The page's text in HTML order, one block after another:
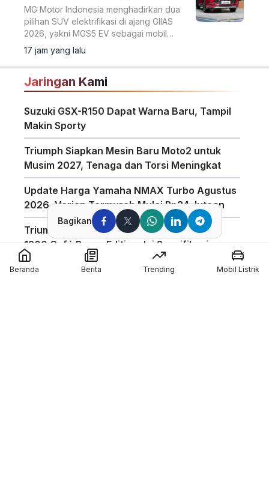
MG Motor Indonesia menghadirkan dua
pilihan SUV elektrifikasi di ajang GIIAS
2026, yakni MGS5 EV sebagai mobil
listrik murni dan MG ZS Hybrid+ yang
mengusung teknologi full hybrid.
17 jam yang lalu
Jaringan Kami
Suzuki GSX-R150 Dapat Warna Baru, Tampil
Makin Sporty
Triumph Siapkan Mesin Baru Moto2 untuk
Musim 2027, Tenaga dan Torsi Meningkat
Update Harga Yamaha NMAX Turbo Agustus
2026, Varian Termurah Mulai Rp34 Jutaan
Triumph Indonesia Luncurkan Speed Twin
1200 Café Racer Edition, Ini Spesifikasinya
Harga Motor Listrik Polytron di GIIAS 2026
Bagikan
Beranda Berita Trending Mobil Listrik